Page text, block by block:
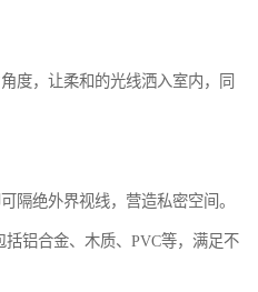
度，让柔和的光线洒入室内，同
隔绝外界视线，营造私密空间。
铝合金、木质、PVC等，满足不